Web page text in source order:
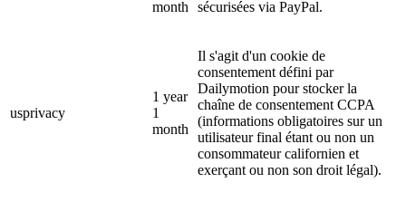
month
sécurisées via PayPal.
usprivacy
1 year
1
month
Il s'agit d'un cookie de
consentement défini par
Dailymotion pour stocker la
chaîne de consentement CCPA
(informations obligatoires sur un
utilisateur final étant ou non un
consommateur californien et
exerçant ou non son droit légal).